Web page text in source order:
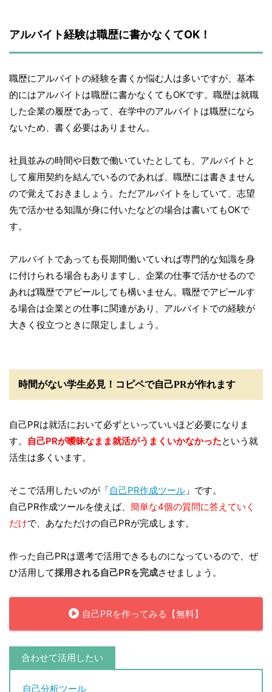
アルバイト経験は職歴に書かなくてOK！
職歴にアルバイトの経験を書くか悩む人は多いですが、基本
的にはアルバイトは職歴に書かなくてもOKです。職歴は就職
した企業の履歴であって、在学中のアルバイトは職歴になら
ないため、書く必要はありません。
社員並みの時間や日数で働いていたとしても、アルバイトと
して雇用契約を結んでいるのであれば、職歴には書きません
ので覚えておきましょう。ただアルバイトをしていて、志望
先で活かせる知識が身に付いたなどの場合は書いてもOKで
す。
アルバイトであっても長期間働いていれば専門的な知識を身
に付けられる場合もありますし、企業の仕事で活かせるので
あれば職歴でアピールしても構いません。職歴でアピールす
る場合は企業との仕事に関連があり、アルバイトでの経験が
大きく役立つときに限定しましょう。
時間がない学生必見！コピペで自己PRが作れます
自己PRは就活において必ずといっていいほど必要になりま
す。
自己PRが曖昧なまま就活がうまくいかなかったという就
活生は多くいます。
そこで活用したいのが「自己PR作成ツール 」です。
自己PR作成ツールを使えば、 簡単な4個の質問に答えていく
だけで、あなただけの自己PRが完成します。
作った自己PRは選考で活用できるものになっているので、ぜ
ひ活用して採用される自己PRを完成させましょう。
自己PRを作ってみる【無料】
合わせて活用したい
自己分析ツール